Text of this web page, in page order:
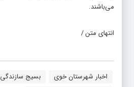
می‌باشند.
انتهای متن /
اخبار شهرستان خوی
بسیج سازندگی